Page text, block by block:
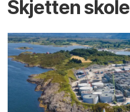
Skjetten skole